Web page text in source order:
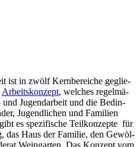
ist in zwölf Kern­be­rei­che geglie­
Arbeits­kon­zept, wel­ches regel­mä­
Jugend­ar­beit und die Bedin­
Jugend­li­chen und Fami­li­en
es spe­zi­fi­sche Teil­kon­zep­te für
das Haus der Fami­lie, den Gewöl­
Wein­gar­ten. Das Kon­zept vom